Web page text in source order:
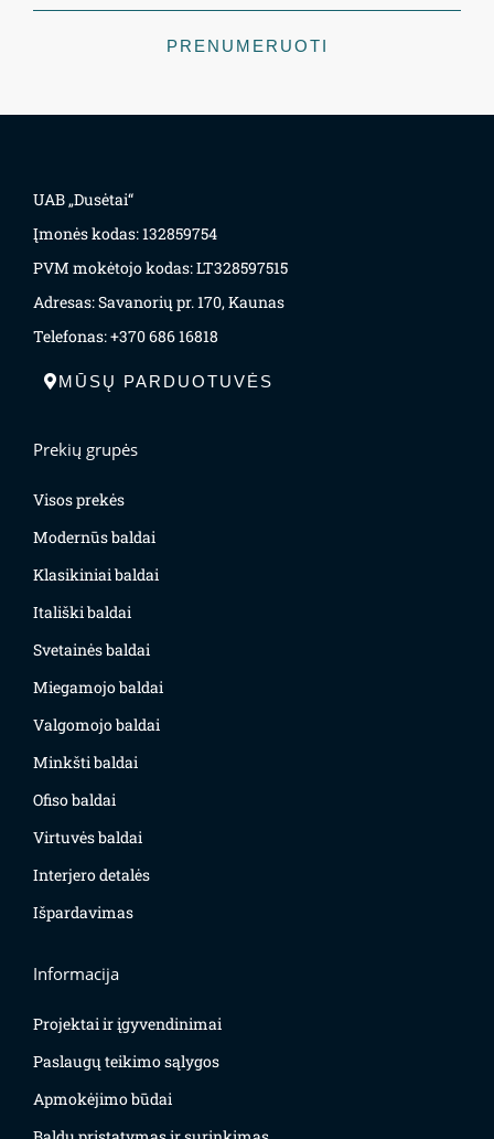
PRENUMERUOTI
UAB „Dusėtai“
Įmonės kodas: 132859754
PVM mokėtojo kodas: LT328597515
Adresas: Savanorių pr. 170, Kaunas
Telefonas: +370 686 16818
MŪSŲ PARDUOTUVĖS
Prekių grupės
Visos prekės
Modernūs baldai
Klasikiniai baldai
Itališki baldai
Svetainės baldai
Miegamojo baldai
Valgomojo baldai
Minkšti baldai
Ofiso baldai
Virtuvės baldai
Interjero detalės
Išpardavimas
Informacija
Projektai ir įgyvendinimai
Paslaugų teikimo sąlygos
Apmokėjimo būdai